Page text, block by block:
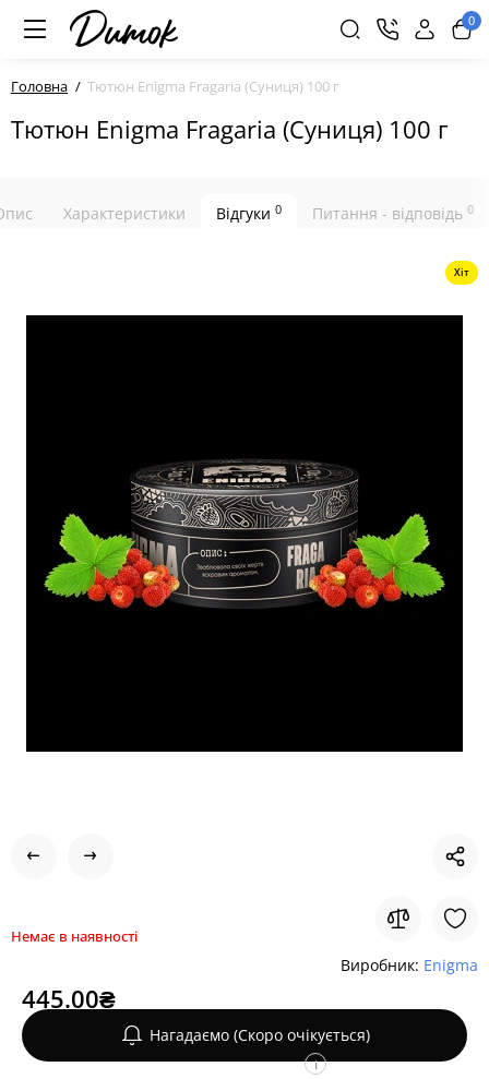
0
Головна Тютюн Enigma Fragaria (Суниця) 100 г
Тютюн Enigma Fragaria (Суниця) 100 г
Характеристики Відгуки 0 Питання - відповідь 0
Хіт
Немає в наявності
Виробник: Enigma
445.00₴
Нагадаємо (Скоро очікується)
i